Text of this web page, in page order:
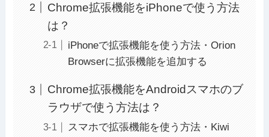
Chrome拡張機能をiPhoneで使う方法
は？
iPhoneで拡張機能を使う方法・Orion
Browserに拡張機能を追加する
Chrome拡張機能をAndroidスマホのブ
ラウザで使う方法は？
スマホで拡張機能を使う方法・Kiwi